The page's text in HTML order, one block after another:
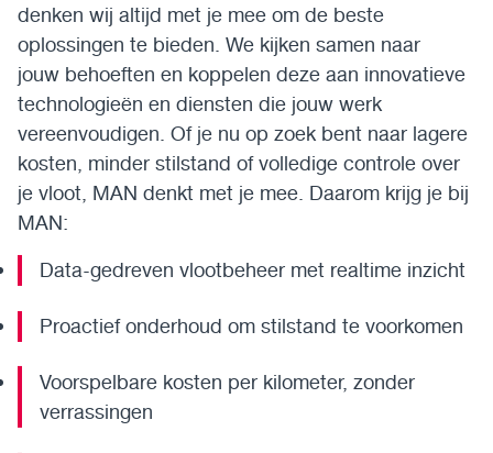
denken wij altijd met je mee om de beste
oplossingen te bieden. We kijken samen naar
jouw behoeften en koppelen deze aan innovatieve
technologieën en diensten die jouw werk
vereenvoudigen. Of je nu op zoek bent naar lagere
kosten, minder stilstand of volledige controle over
je vloot, MAN denkt met je mee. Daarom krijg je bij
MAN:
Data-gedreven vlootbeheer met realtime inzicht
Proactief onderhoud om stilstand te voorkomen
Voorspelbare kosten per kilometer, zonder
verrassingen